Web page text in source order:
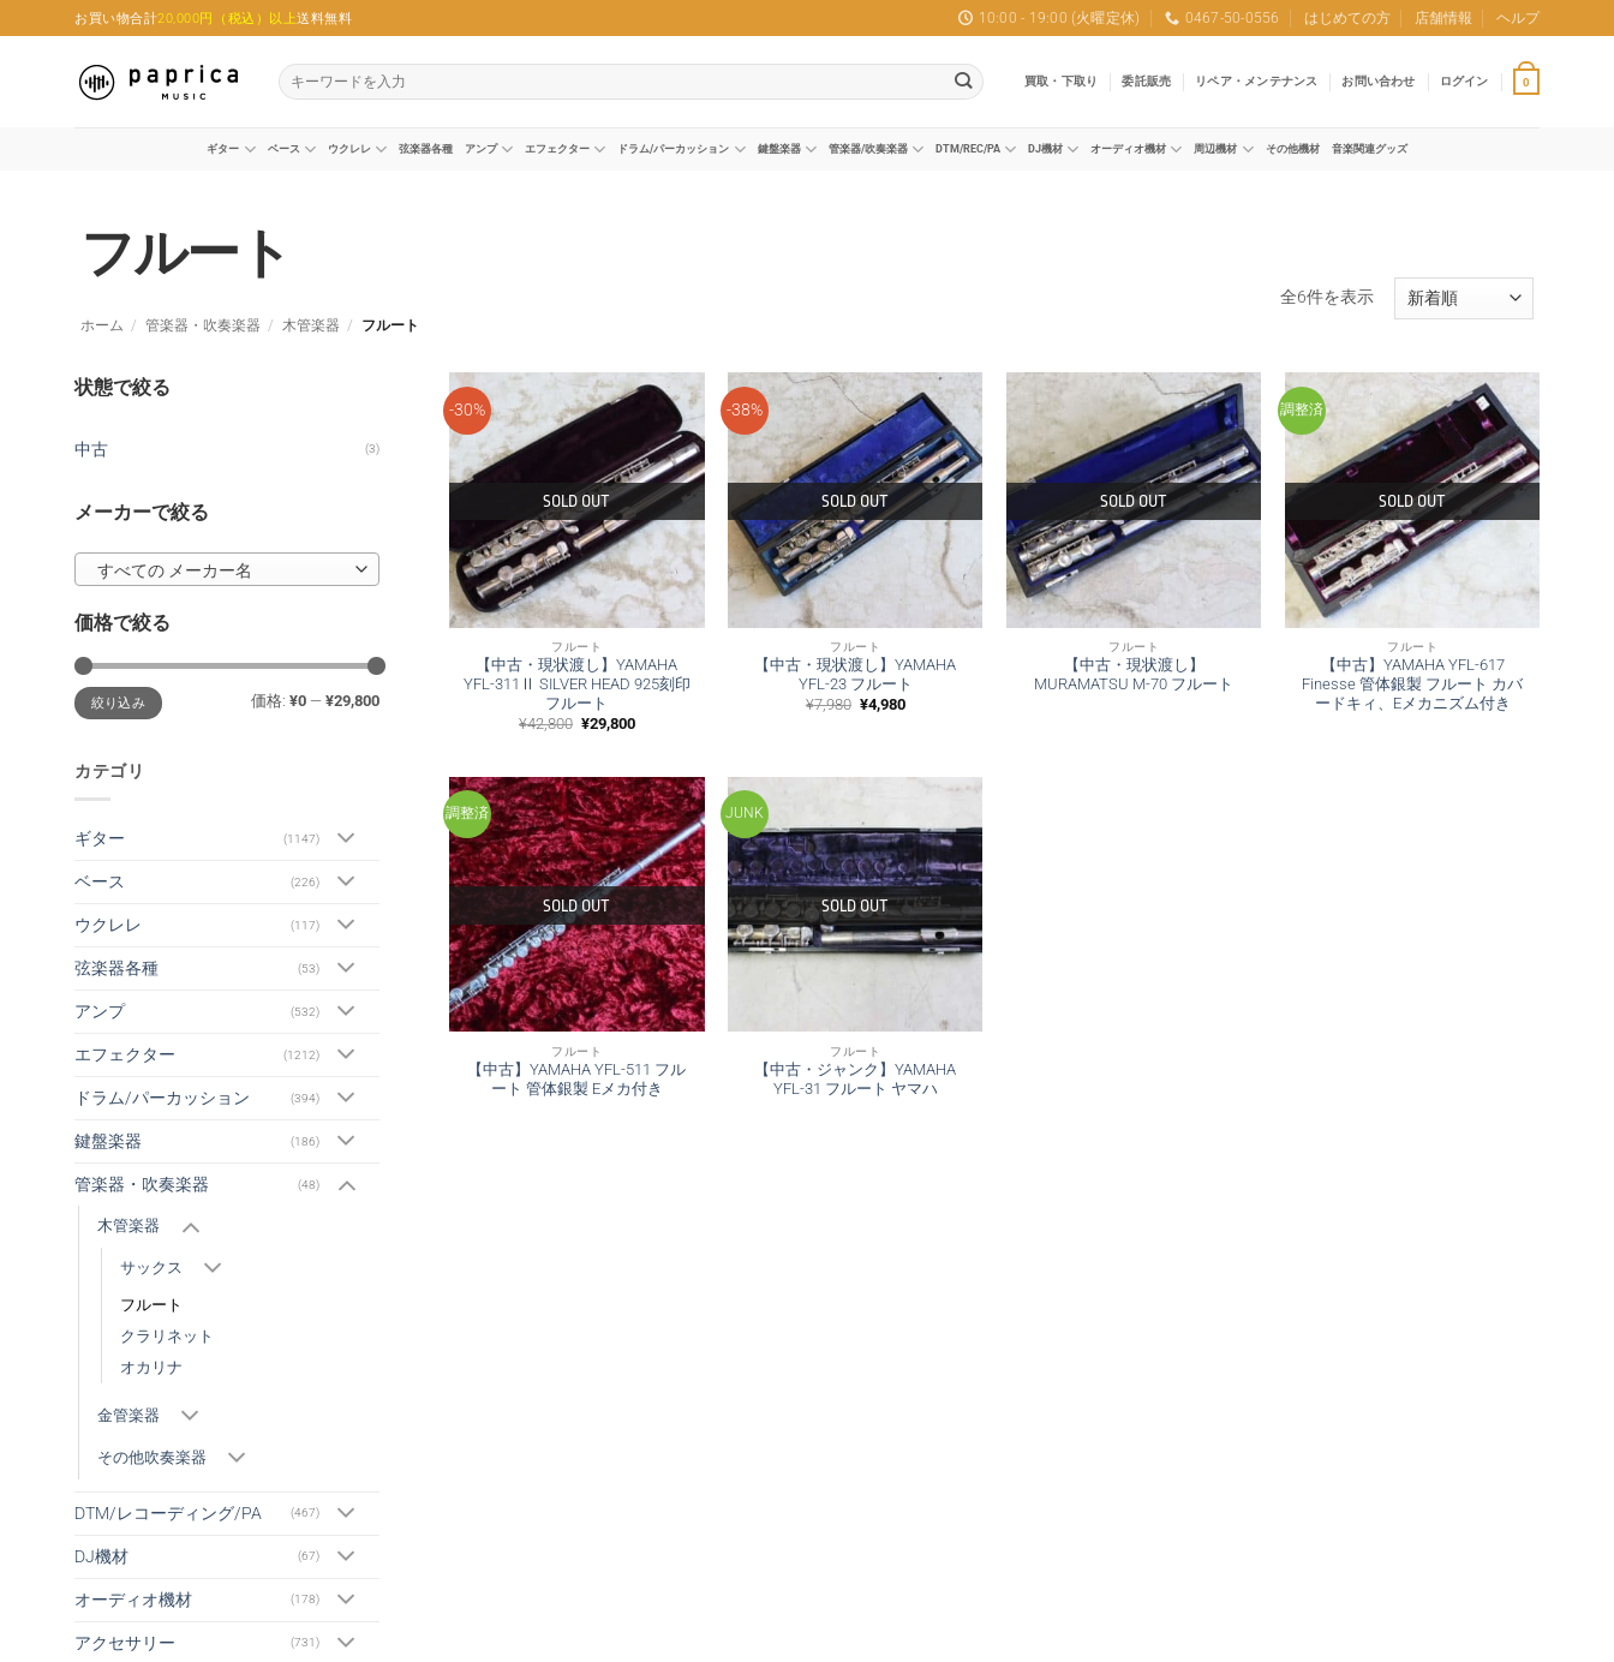
to
お買い物合計20,000円（税込）以上送料無料 10:00 - 19:00 (火曜定休) 0467-50-0556 はじめての方 店舗情報 ヘルプ
検
索
買取・下取り 委託販売 リペア・メンテナンス お問い合わせ ログイン 0
ギター ベース ウクレレ 弦楽器各種 アンプ エフェクター ドラム/パーカッション 鍵盤楽器 管楽器/吹奏楽器 DTM/REC/PA DJ機材 オーディオ機材 周辺機材 その他機材 音楽関連グッズ
フルート
ホーム / 管楽器・吹奏楽器 / 木管楽器 / フルート
全6件を表示新
順
状態で絞る
中古 (3)
メーカーで絞る
すべての メーカー名
価格で絞る
最
低
価
最
高
価
絞り込み 価格: ¥0— ¥29,800
カテゴリ
ギター (1147)
ベース (226)
ウクレレ (117)
弦楽器各種 (53)
アンプ (532)
エフェクター (1212)
ドラム/パーカッション (394)
鍵盤楽器 (186)
管楽器・吹奏楽器 (48)
木管楽器
サックス
フルート
クラリネット
オカリナ
金管楽器
その他吹奏楽器
DTM/レコーディング/PA (467)
DJ機材 (67)
オーディオ機材 (178)
アクセサリー (731)
-30%
SOLD OUT
フルート
【中古・現状渡し】YAMAHA
YFL-311Ⅱ SILVER HEAD 925刻印
フルート
¥42,800 元
は
¥42,800
で
し
た。
¥29,800現
格
は
¥29,800
で
す。
-38%
SOLD OUT
フルート
【中古・現状渡し】YAMAHA
YFL-23 フルート
¥7,980 元
¥7,980
た。
¥4,980現
は
¥4,980
SOLD OUT
フルート
【中古・現状渡し】
MURAMATSU M-70 フルート
調整済
SOLD OUT
フルート
【中古】YAMAHA YFL-617
Finesse 管体銀製 フルート カバ
ードキィ、Eメカニズム付き
調整済
SOLD OUT
フルート
【中古】YAMAHA YFL-511 フル
ート 管体銀製 Eメカ付き
JUNK
SOLD OUT
フルート
【中古・ジャンク】YAMAHA
YFL-31 フルート ヤマハ